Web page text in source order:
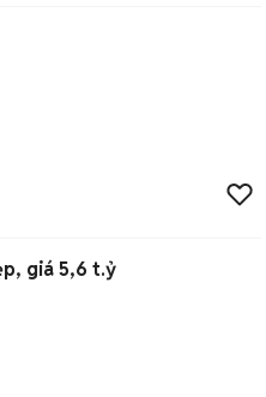
giá 5,6 t.ỷ